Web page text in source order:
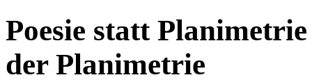
Poesie statt
der Planimetrie